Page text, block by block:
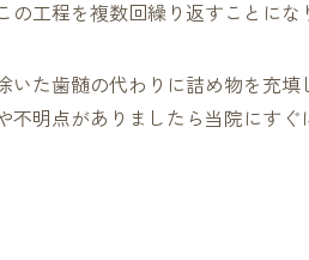
工程を複数回繰り返すことにな
た歯髄の代わりに詰め物を充
明点がありましたら当院にすぐ